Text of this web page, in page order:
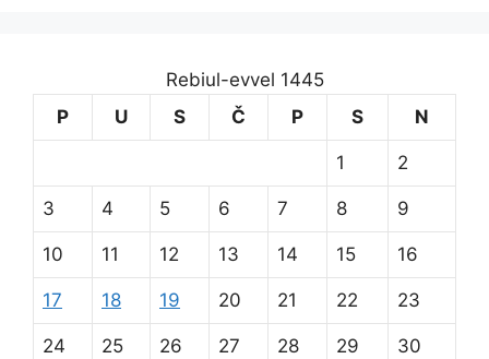
Rebiul-evvel 1445
P
U S Č P S N
1 2
3 4 5 6 7 8 9
10 11 12 13 14 15 16
17 18 19 20 21 22 23
24 25 26 27 28 29 30